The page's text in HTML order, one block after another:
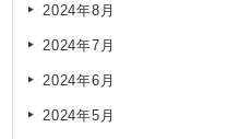
2024年8月
2024年7月
2024年6月
2024年5月